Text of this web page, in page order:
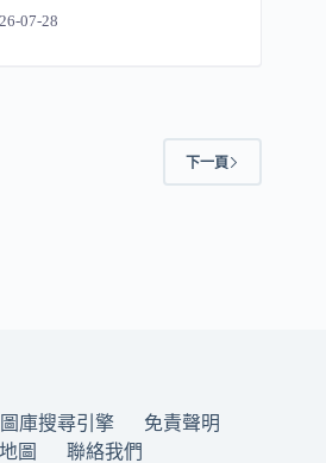
07-28
下一頁
庫搜尋引擎
免責聲明
圖
聯絡我們